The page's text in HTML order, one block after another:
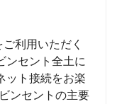
利用いただく
ンセント全土に
ット接続をお楽
ンセントの主要